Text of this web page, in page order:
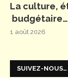
La culture,
budgétaire…
1 août 2026
SUIVEZ-NOUS…